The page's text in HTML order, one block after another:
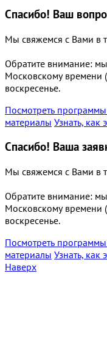
Спасибо! Ваш
Мы свяжемся с Вами в
Обратите внимание:
Московскому времени
воскресенье.
Посмотреть
материалы Узнать, как
Спасибо! Ваша
Мы свяжемся с Вами в
Обратите внимание:
Московскому времени
воскресенье.
Посмотреть
материалы Узнать, как
Наверх